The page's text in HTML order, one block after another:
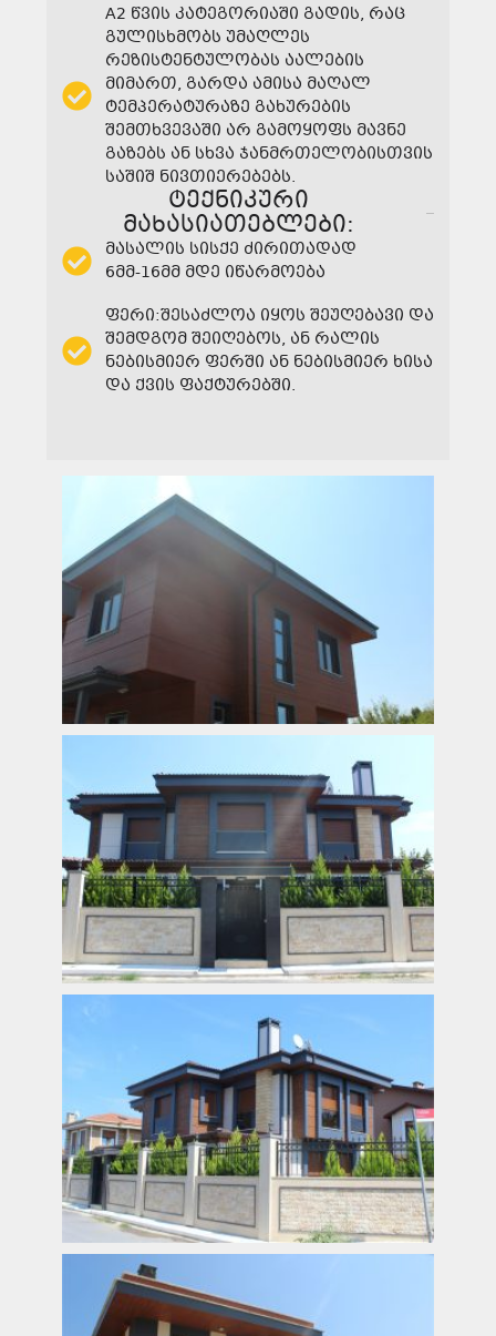
A2 წვის კატეგორიაში გადის, რაც
გულისხმობს უმაღლეს
რეზისტენტულობას აალების
მიმართ, გარდა ამისა მაღალ
ტემპერატურაზე გახურების
შემთხვევაში არ გამოყოფს მავნე
გაზებს ან სხვა ჯანმრთელობისთვის
საშიშ ნივთიერებებს.
ტექნიკური
მახასიათებლები:
მასალის სისქე ძირითადად
6მმ-16მმ მდე იწარმოება
ფერი:შესაძლოა იყოს შეუღებავი და
შემდგომ შეიღებოს, ან რალის
ნებისმიერ ფერში ან ნებისმიერ ხისა
და ქვის ფაქტურებში.